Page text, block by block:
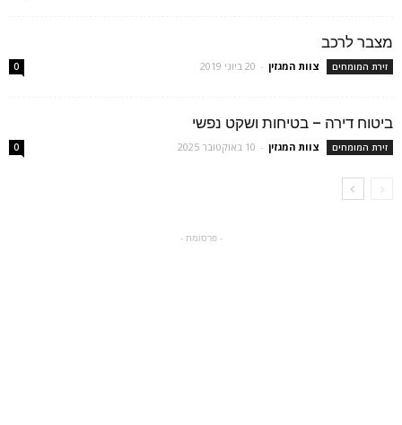
מצבר לרכב
זירת המומחים צוות המגזין - 20 ביוני 2019 0
ביטוח דירה – בטיחות ושקט נפשי
זירת המומחים צוות המגזין - 10 באוקטובר 2025 0
- פרסומת -